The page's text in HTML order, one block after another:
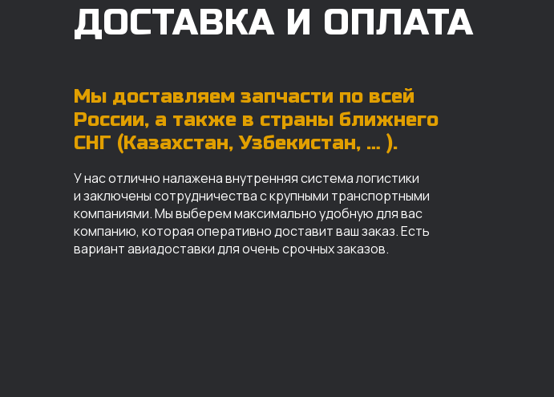
ДОСТАВКА И ОПЛАТА
Мы доставляем запчасти по всей
России, а также в страны ближнего
СНГ (Казахстан, Узбекистан, … ).
У нас отлично налажена внутренняя система логистики
и заключены сотрудничества с крупными транспортными
компаниями. Мы выберем максимально удобную для вас
компанию, которая оперативно доставит ваш заказ. Есть
вариант авиадоставки для очень срочных заказов.